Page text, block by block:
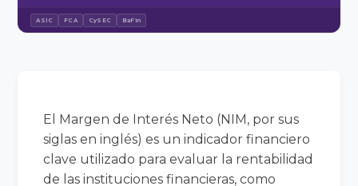
ASIC FCA CySEC BaFin
El Margen de Interés Neto (NIM, por sus
siglas en inglés) es un indicador financiero
clave utilizado para evaluar la rentabilidad
de las instituciones financieras, como